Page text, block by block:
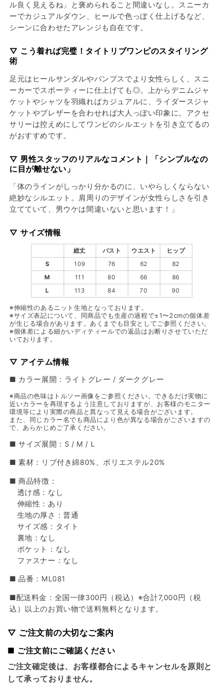
ル良く見えるね」と褒められること間違いなし。スニーカ
ーでカジュアルダウン、ヒールで色っぽく仕上げるなど、
シーンに合わせたアレンジも自在です。
▽ こう着れば完璧！タイトリブワンピのスタイリング
術
足元はヒールサンダルやパンプスでより女性らしく、スニ
ーカーでスポーティーに仕上げても◎。上からデニムジャ
ケットやシャツを羽織ればカジュアルに、ライダースジャ
ケットやブレザーを合わせれば大人っぽい印象に。アクセ
サリーは控えめにしてワンピのシルエットを引き立てるの
がおすすめです。
▽ 男性スタッフのリアルなコメント｜「シンプルなの
に目が離せない」
「体のラインがしっかり分かるのに、いやらしくならない
絶妙なシルエット。肩周りのデザインが女性らしさを引き
立てていて、男ウケは間違いないと思います！」
▽ サイズ情報
総丈 バスト ウエスト
ヒップ
S
109 76 62
82
M
111 80 66
86
L
113 84 70 90
※伸縮性のあるニット生地となっております。
※サイズ表記について、同商品でも生産の過程で±1〜2cmの個体差
が生じる場合があります。あくまでも目安としてご参照ください。
※個体差による細かいディティールでの返品はお断りさせていただ
いております。
▽ アイテム情報
■ カラー展開：ライトグレー / ダークグレー
※商品の色味はトルソー画像をご参照ください。できるだけ実物に
近いカラーを再現するよう注意しておりますが、お客様のモニター
環境等により実際の商品と異なって見える場合がございます。
また、同じカラー名でも商品により色が異なる場合がございますの
で、あらかじめご了承ください。
■ サイズ展開：S / M / L
■ 素材：リブ付き綿80%、ポリエステル20%
■ 商品特徴：
透け感：なし
伸縮性：あり
生地の厚さ：普通
サイズ感：タイト
裏地：なし
ポケット：なし
ファスナー：なし
■ 品番：ML081
■配送料金：全国一律300円（税込）※合計7,000円（税
込）以上のお買い物で送料無料となります。
▽ ご注文前の大切なご案内
■ ご注文前にご確認ください
ご注文確定後は、お客様都合によるキャンセルを原則と
して承っておりません。